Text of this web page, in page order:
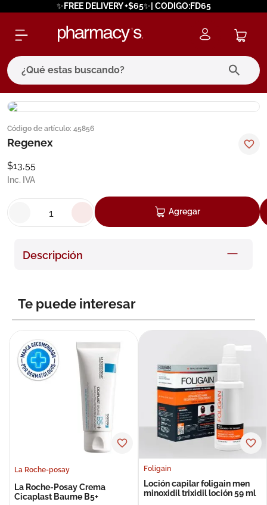
✨FREE DELIVERY +$65✨| CODIGO:FD65
¿Qué estas buscando?
Código de artículo: 45856
Regenex
$13,55
Inc. IVA
Agregar
Descripción
Te puede interesar
La Roche-posay
La Roche-Posay Crema
Cicaplast Baume B5+
Foligain
Loción capilar foligain men
minoxidil trixidil loción 59 ml
términos más buscados
1. eucerin
3.
cerave
7. isdin
10.pañales